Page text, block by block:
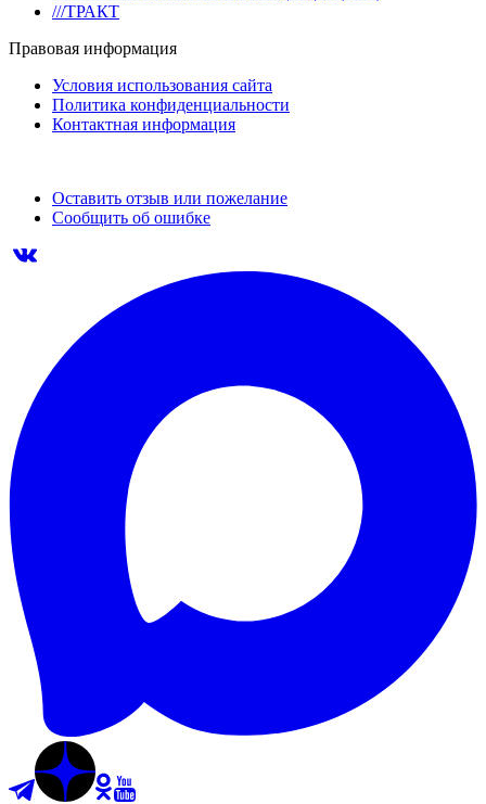
///ТРАКТ
Правовая информация
Условия использования сайта
Политика конфиденциальности
Контактная информация
Оставить отзыв или пожелание
Сообщить об ошибке